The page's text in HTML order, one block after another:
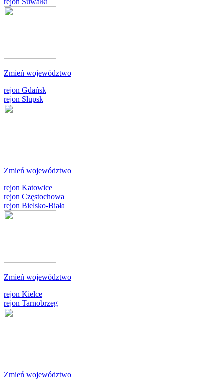
rejon Suwałki
Zmień województwo
rejon Gdańsk
rejon Słupsk
Zmień województwo
rejon Katowice
rejon Częstochowa
rejon Bielsko-Biała
Zmień województwo
rejon Kielce
rejon Tarnobrzeg
Zmień województwo